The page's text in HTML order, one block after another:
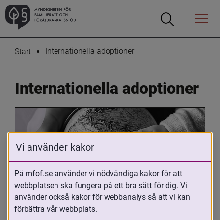
Öppna
Öppna
Menyn
Start Internationella adoptioner
Internationella adoptioner
Oavsett om du är adopterad,
adoptivförälder eller arbetar med
Vi använder kakor
På mfof.se använder vi nödvändiga kakor för att
webbplatsen ska fungera på ett bra sätt för dig. Vi
använder också kakor för webbanalys så att vi kan
förbättra vår webbplats.